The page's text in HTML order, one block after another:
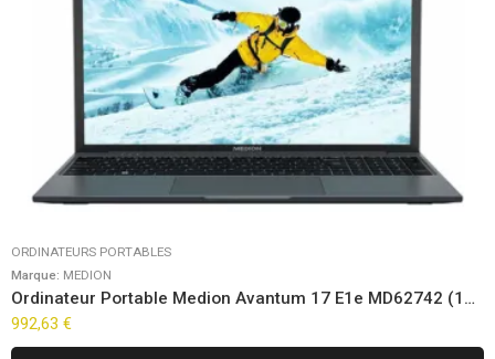
ORDINATEURS PORTABLES
Marque: MEDION
Ordinateur Portable Medion Avantum 17 E1e MD62742 (17,3″)
992,63 €